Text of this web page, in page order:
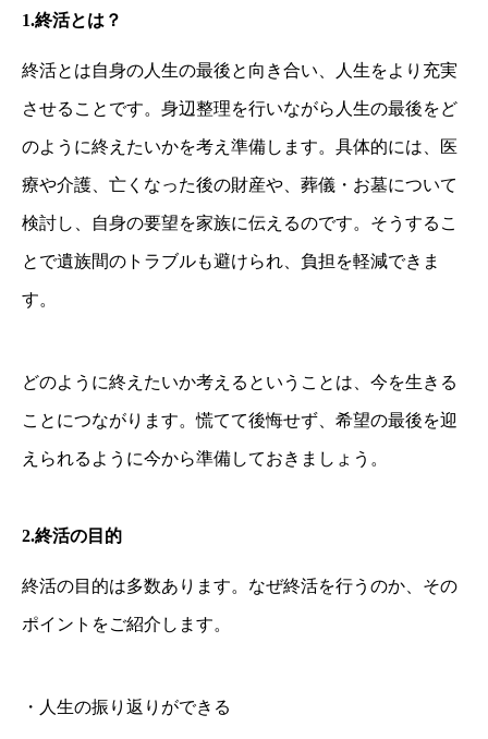
1.終活とは？
終活とは自身の人生の最後と向き合い、人生をより充実
させることです。身辺整理を行いながら人生の最後をど
のように終えたいかを考え準備します。具体的には、医
療や介護、亡くなった後の財産や、葬儀・お墓について
検討し、自身の要望を家族に伝えるのです。そうするこ
とで遺族間のトラブルも避けられ、負担を軽減できま
す。
どのように終えたいか考えるということは、今を生きる
ことにつながります。慌てて後悔せず、希望の最後を迎
えられるように今から準備しておきましょう。
2.終活の目的
終活の目的は多数あります。なぜ終活を行うのか、その
ポイントをご紹介します。
・人生の振り返りができる